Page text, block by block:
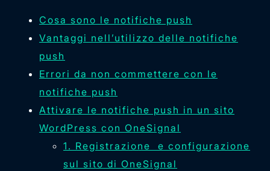
Cosa sono le notifiche push
Vantaggi nell’utilizzo delle notifiche
push
Errori da non commettere con le
notifiche push
Attivare le notifiche push in un sito
WordPress con OneSignal
1. Registrazione e configurazione
sul sito di OneSignal